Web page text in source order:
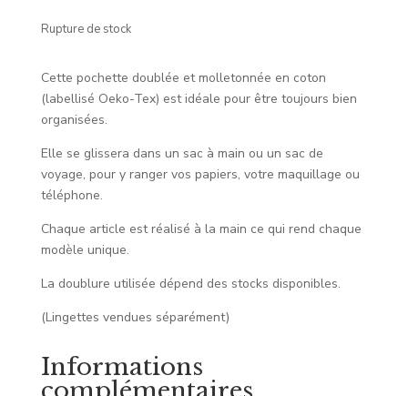
Rupture de stock
Cette pochette doublée et molletonnée en coton
(labellisé Oeko-Tex) est idéale pour être toujours bien
organisées.
Elle se glissera dans un sac à main ou un sac de
voyage, pour y ranger vos papiers, votre maquillage ou
téléphone.
Chaque article est réalisé à la main ce qui rend chaque
modèle unique.
La doublure utilisée dépend des stocks disponibles.
(Lingettes vendues séparément)
Informations